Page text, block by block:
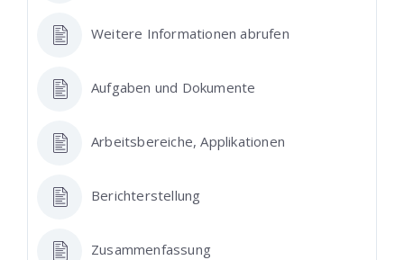
Weitere Informationen abrufen
Aufgaben und Dokumente
Arbeitsbereiche, Applikationen
Berichterstellung
Zusammenfassung